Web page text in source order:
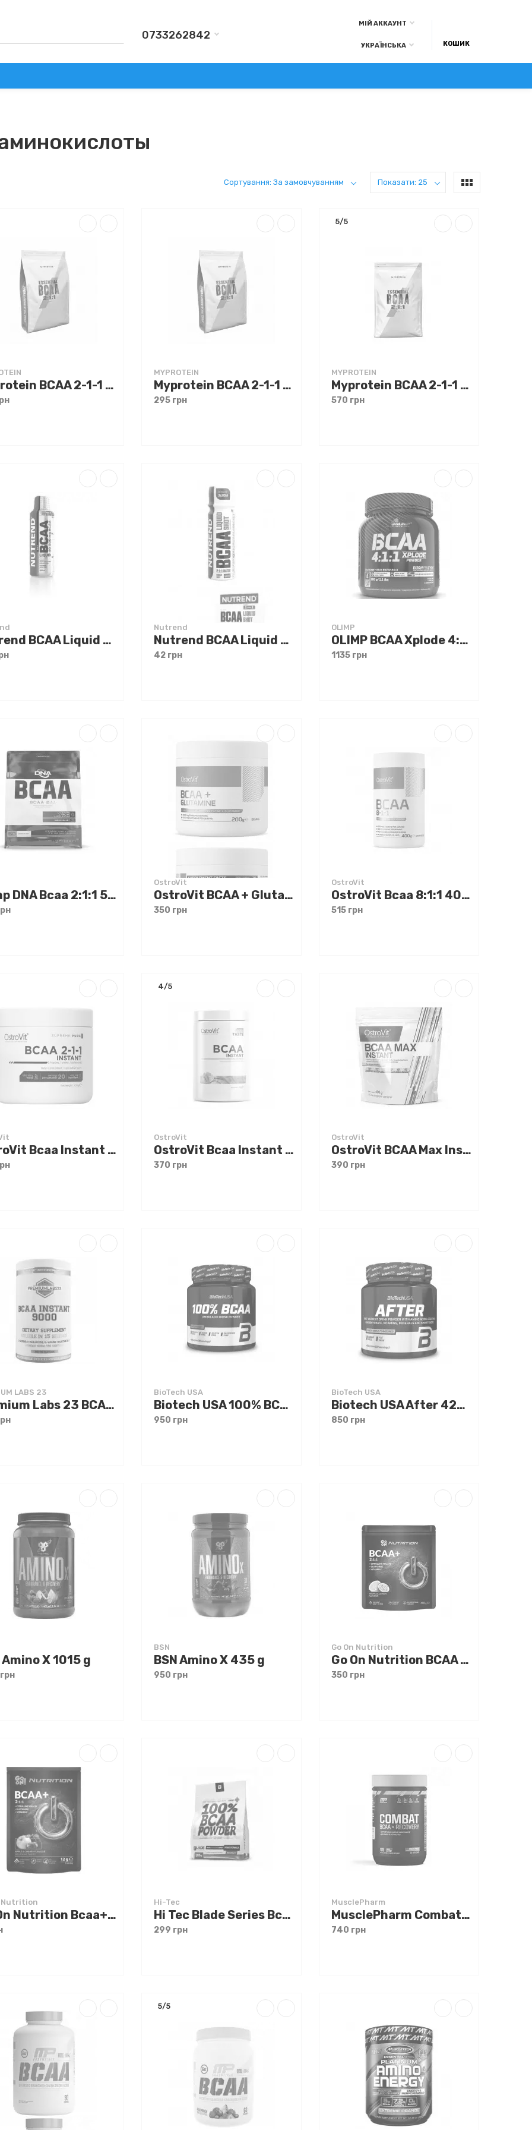
0733262842
МІЙ АККАУНТ
УКРАЇНСЬКА КОШИК
Сортування: За замовчуванням Показати: 25
Myprotein BCAA 2-1-1 250 g
MYPROTEIN
Myprotein BCAA 2-1-1 250 g
295 грн
5/5
MYPROTEIN
Myprotein BCAA 2-1-1 500 g
570 грн
Nutrend BCAA Liquid 500 ml
Nutrend
Nutrend BCAA Liquid Shot 60 ml
42 грн
OLIMP
OLIMP BCAA Xplode 4:1:1 Powder 500 g
1135 грн
Olimp DNA Bcaa 2:1:1 500 g
OstroVit
OstroVit BCAA + Glutamine 200 g
350 грн
OstroVit
OstroVit Bcaa 8:1:1 400 g
515 грн
OstroVit Bcaa Instant 200 g Чистий, без смаку
4/5
OstroVit
OstroVit Bcaa Instant 400 g
370 грн
OstroVit
OstroVit BCAA Max Instant 400 g
390 грн
LABS 23
Premium Labs 23 BCAA Instatnt 9000 400 g
BioTech USA
Biotech USA 100% BCAA 400 g
950 грн
BioTech USA
Biotech USA After 420 g Зелене яблуко
850 грн
Amino X 1015 g
BSN
BSN Amino X 435 g
950 грн
Go On Nutrition
Go On Nutrition BCAA + 400 g
350 грн
Nutrition
Go On Nutrition Bcaa+ Apple-Cherry 12 g
Hi-Tec
Hi Tec Blade Series Bcaa Powder 500 g Лимон
299 грн
MusclePharm
MusclePharm Combat Bcaa + Recovery 480 g
740 грн
5/5